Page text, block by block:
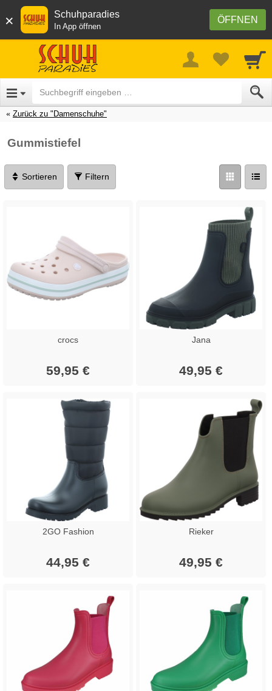
× ÖFFNEN
Schuhparadies
In App öffnen
Zurück zu "Damenschuhe"
Gummistiefel
Sortieren Filtern
crocs
59,95 €
Jana
49,95 €
2GO Fashion
44,95 €
Rieker
49,95 €